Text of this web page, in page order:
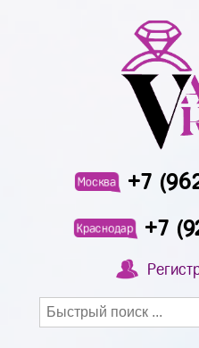
Москва +7
Краснодар +7